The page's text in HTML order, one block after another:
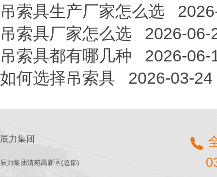
吊索具生产厂家怎么选
吊索具厂家怎么选
2026-06-
吊索具都有哪几种
2026-06-
如何选择吊索具
2026-03-24
辰力集团
辰力集团清苑高新区(总部)